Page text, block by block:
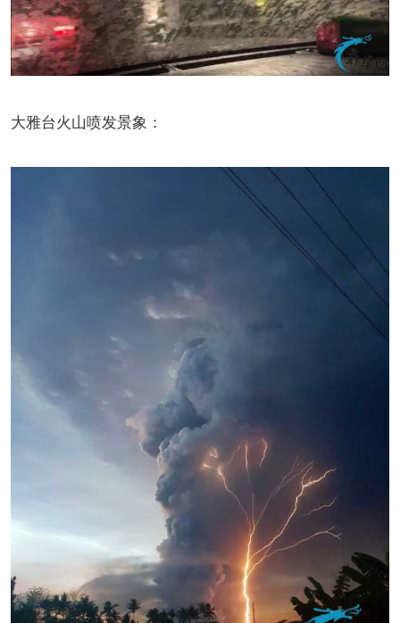
大雅台火山喷发景象：